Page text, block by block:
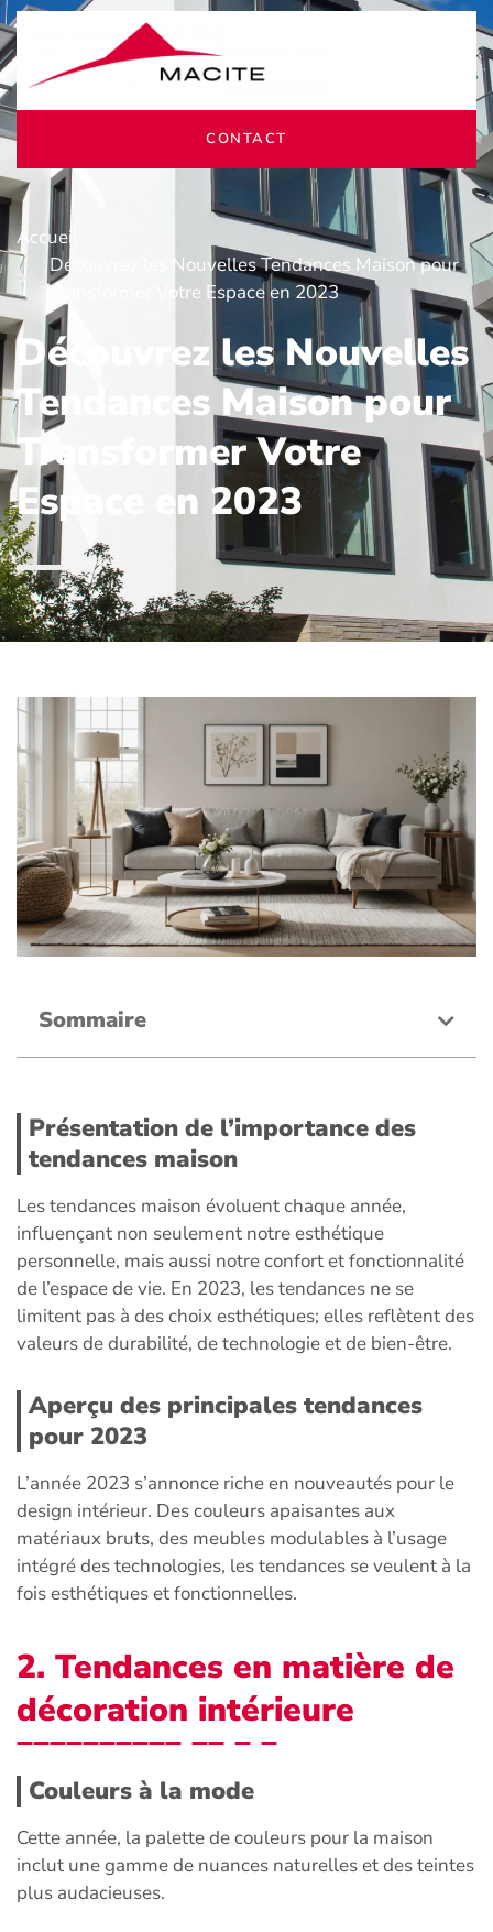
CONTACT
Accueil
Découvrez les Nouvelles Tendances Maison pour
Transformer Votre Espace en 2023
Découvrez les Nouvelles
Tendances Maison pour
Transformer Votre
Espace en 2023
Sommaire
Présentation de l’importance des
tendances maison
Les tendances maison évoluent chaque année,
influençant non seulement notre esthétique
personnelle, mais aussi notre confort et fonctionnalité
de l’espace de vie. En 2023, les tendances ne se
limitent pas à des choix esthétiques; elles reflètent des
valeurs de durabilité, de technologie et de bien-être.
Aperçu des principales tendances
pour 2023
L’année 2023 s’annonce riche en nouveautés pour le
design intérieur. Des couleurs apaisantes aux
matériaux bruts, des meubles modulables à l’usage
intégré des technologies, les tendances se veulent à la
fois esthétiques et fonctionnelles.
2. Tendances en matière de
décoration intérieure
Couleurs à la mode
Cette année, la palette de couleurs pour la maison
inclut une gamme de nuances naturelles et des teintes
plus audacieuses.